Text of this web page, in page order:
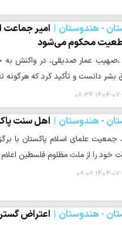
- هندوستان
امیر جماعت
محکوم می‌شود
،صهیب عمار صدیقی، در واکنش به
بشر دانست و تأکید کرد که
۰۷-۱۳ ۰۸:۳۴
- هندوستان اهل سنت پاکستان، طرح ۲۰ ماده‌ای ترامپ و حمله
خود را از ملت مظلوم فلسطین اعلام
۰۷-۱۳ ۰۸:۰۸
- هندوستان اعتراض